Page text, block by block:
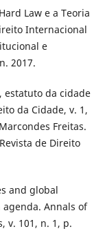
Law e a Teoria
Internacional
e
2017.
estatuto da cidade
da Cidade, v. 1,
Freitas.
de Direito
and global
Annals of
v. 101, n. 1, p.